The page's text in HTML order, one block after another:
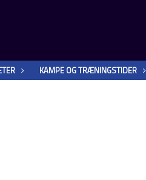
KAMPE OG TRÆNINGSTIDER